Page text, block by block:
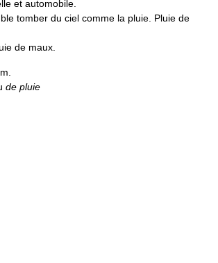
et automobile.
tomber du ciel comme la pluie. Pluie de
de maux.
de pluie